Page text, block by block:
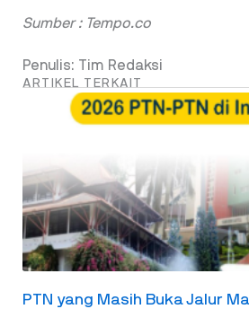
Sumber : Tempo.co
Penulis: Tim Redaksi
ARTIKEL TERKAIT
PTN yang Masih Buka Jalur